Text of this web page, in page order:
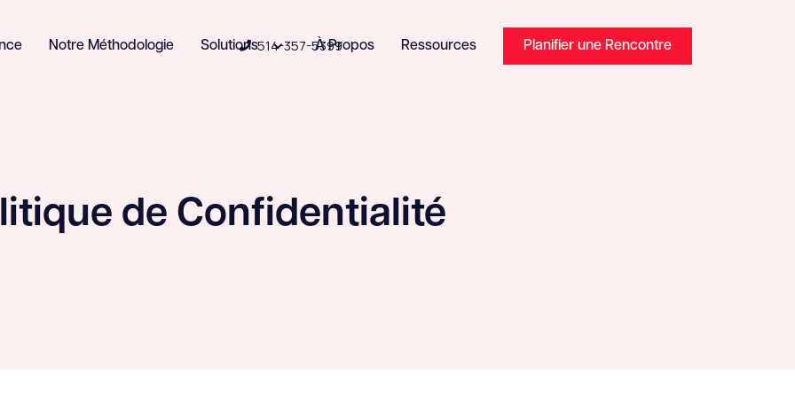
Notre Méthodologie Solutions À Propos Ressources Planifier une Rencontre
 514-357-5399
de Confidentialité